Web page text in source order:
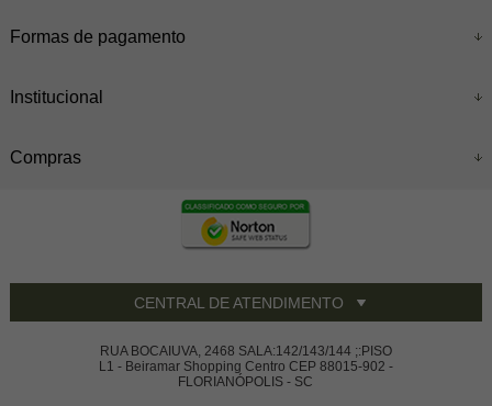
Formas de pagamento
Institucional
Compras
CENTRAL DE ATENDIMENTO
RUA BOCAIUVA, 2468 SALA:142/143/144 ;:PISO
L1 - Beiramar Shopping Centro CEP 88015-902 -
FLORIANÓPOLIS - SC